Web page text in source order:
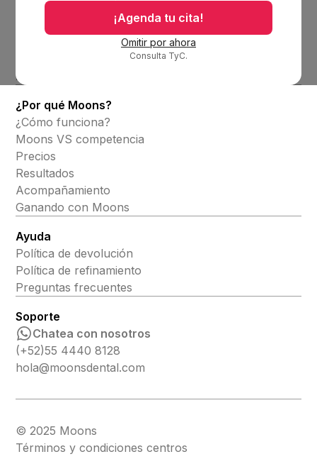
¡Agenda tu cita!
Omitir por ahora
Consulta TyC.
Alineadores invisibles
¿Por qué Moons?
¿Cómo funciona?
Moons VS competencia
Precios
Resultados
Acompañamiento
Ganando con Moons
Ayuda
Política de devolución
Política de refinamiento
Preguntas frecuentes
Soporte
Chatea con nosotros
(+52)55 4440 8128
hola@moonsdental.com
© 2025 Moons
Términos y condiciones centros